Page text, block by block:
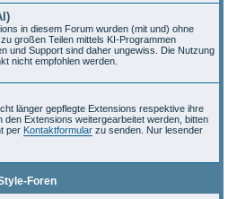
in diesem Forum wurden (mit und) ohne
großen Teilen mittels KI-Programmen
und Support sind daher ungewiss. Die Nutzung
nicht empfohlen werden.
länger gepflegte Extensions respektive ihre
den Extensions weitergearbeitet werden, bitten
per Kontaktformular zu senden. Nur lesender
Foren